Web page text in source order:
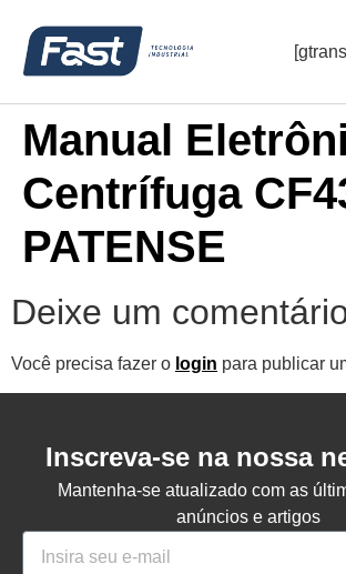
Manual
Centrífuga
PATENSE
Deixe um
Você precisa fazer o login para publicar
Inscreva-se na nossa
Mantenha-se atualizado com as
anúncios e artigos